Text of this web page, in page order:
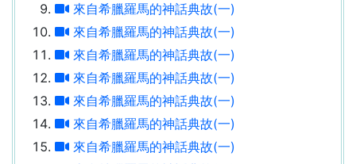
來自希臘羅馬的神話典故(一)
來自希臘羅馬的神話典故(一)
來自希臘羅馬的神話典故(一)
來自希臘羅馬的神話典故(一)
來自希臘羅馬的神話典故(一)
來自希臘羅馬的神話典故(一)
來自希臘羅馬的神話典故(一)